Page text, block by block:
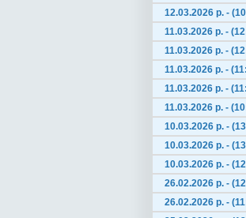
12.03.2026 р. -
11.03.2026 р. -
11.03.2026 р. -
11.03.2026 р. -
11.03.2026 р. -
11.03.2026 р. -
10.03.2026 р. -
10.03.2026 р. -
10.03.2026 р. -
26.02.2026 р. -
26.02.2026 р. -